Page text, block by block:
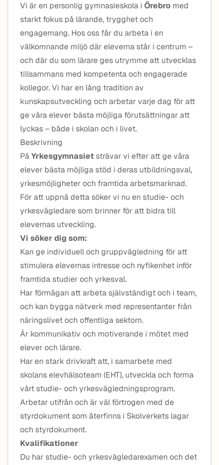
Vi är en personlig gymnasieskola i Örebro med
starkt fokus på lärande, trygghet och
engagemang. Hos oss får du arbeta i en
välkomnande miljö där eleverna står i centrum –
och där du som lärare ges utrymme att utvecklas
tillsammans med kompetenta och engagerade
kollegor. Vi har en lång tradition av
kunskapsutveckling och arbetar varje dag för att
ge våra elever bästa möjliga förutsättningar att
lyckas – både i skolan och i livet.
Beskrivning
PåYrkesgymnasietsträvar vi efter att ge våra
elever bästa möjliga stöd i deras utbildningsval,
yrkesmöjligheter och framtida arbetsmarknad.
För att uppnå detta söker vi nu en studie- och
yrkesvägledare som brinner för att bidra till
elevernas utveckling.
Vi söker dig som:
Kan ge individuell och gruppvägledning för att
stimulera elevernas intresse och nyfikenhet inför
framtida studier och yrkesval.
Har förmågan att arbeta självständigt och i team,
och kan bygga nätverk med representanter från
näringslivet och offentliga sektorn.
Är kommunikativ och motiverande i mötet med
elever och lärare.
Har en stark drivkraft att, i samarbete med
skolans elevhälsoteam (EHT), utveckla och forma
vårt studie- och yrkesvägledningsprogram.
Arbetar utifrån och är väl förtrogen med de
styrdokument som återfinns i Skolverkets lagar
och styrdokument.
Kvalifikationer
Du har studie- och yrkesvägledarexamen och det